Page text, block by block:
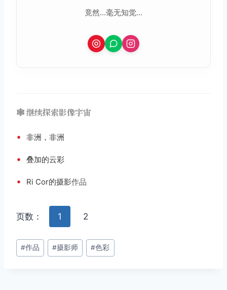
竟然...毫无知觉...
🕸️ 继续探索影像宇宙
• 非洲，非洲
• 叠加的云彩
• Ri Cor的摄影作品
页数： 1 2
文
章
#作品 #摄影师 #色彩